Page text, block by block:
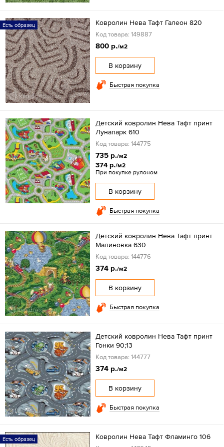
Есть образец Ковролин Нева Тафт Галеон 820
Код товара: 149887
800 р./м2
В корзину
Быстрая покупка
Детский ковролин Нева Тафт принт
Лунапарк 610
Код товара: 144775
735 р./м2
374 р./м2
При покупке рулоном
В корзину
Быстрая покупка
Детский ковролин Нева Тафт принт
Малиновка 630
Код товара: 144776
374 р./м2
В корзину
Быстрая покупка
Детский ковролин Нева Тафт принт
Гонки 90;13
Код товара: 144777
374 р./м2
В корзину
Быстрая покупка
Есть образец Ковролин Нева Тафт Фламинго 106